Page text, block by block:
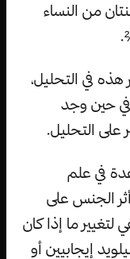
من النساء
في التحليل،
الدم إلى 94٪. في حين وجد
على التحليل.
في علم
الجنس على
لتغيير ما إذا كان
إيجابيين أو